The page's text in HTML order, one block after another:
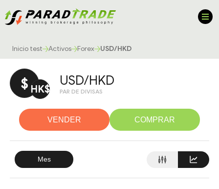
Inicio test Activos Forex USD/HKD
$ HK$
USD/HKD
PAR DE DIVISAS
VENDER COMPRAR
Mes